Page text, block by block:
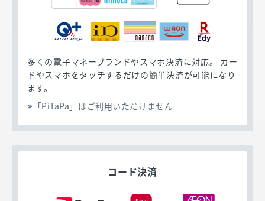
多くの電子マネーブランドやスマホ決済に対応。 カー
ドやスマホをタッチするだけの簡単決済が可能になり
ます。
「PiTaPa」はご利用いただけません
コード決済